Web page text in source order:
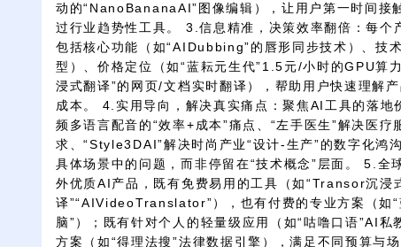
动的“NanoBananaAI”图像编辑），让用户第一时间接
过行业趋势性工具。 3.信息精准，决策效率翻倍：每
包括核心功能（如“AIDubbing”的唇形同步技术）、技
型）、价格定位（如“蓝耘元生代”1.5元/小时的GPU算
浸式翻译”的网页/文档实时翻译），帮助用户快速理解
成本。 4.实用导向，解决真实痛点：聚焦AI工具的落
频多语言配音的“效率+成本”痛点、“左手医生”解决医疗
求、“Style3DAI”解决时尚产业“设计-生产”的数字化鸿
具体场景中的问题，而非停留在“技术概念”层面。 5.全
外优质AI产品，既有免费易用的工具（如“Transor沉浸
译”“AIVideoTranslator”），也有付费的专业方案（如
脑”）；既有针对个人的轻量级应用（如“咕噜口语”AI私
方案（如“得理法搜”法律数据引擎），满足不同预算与场